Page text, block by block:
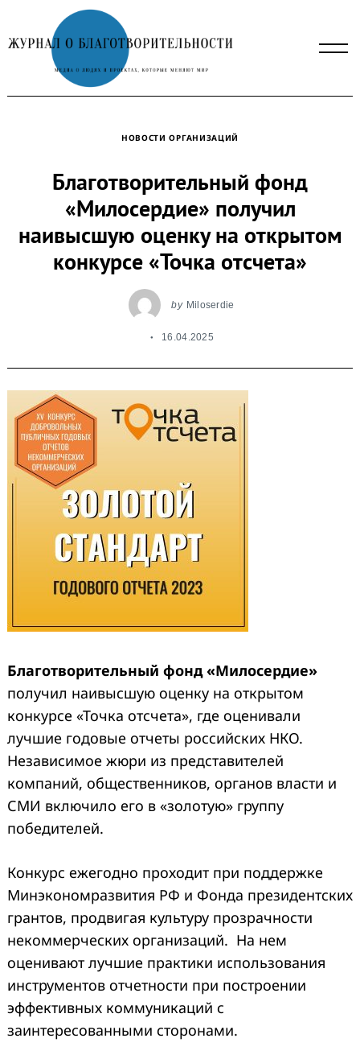
to
content
НОВОСТИ ОРГАНИЗАЦИЙ
Благотворительный фонд
«Милосердие» получил
наивысшую оценку на открытом
конкурсе «Точка отсчета»
by Miloserdie
16.04.2025
Благотворительный фонд «Милосердие»
получил наивысшую оценку на открытом
конкурсе «Точка отсчета», где оценивали
лучшие годовые отчеты российских НКО.
Независимое жюри из представителей
компаний, общественников, органов власти и
СМИ включило его в «золотую» группу
победителей.
Конкурс ежегодно проходит при поддержке
Минэкономразвития РФ и Фонда президентских
грантов, продвигая культуру прозрачности
некоммерческих организаций. На нем
оценивают лучшие практики использования
инструментов отчетности при построении
эффективных коммуникаций с
заинтересованными сторонами.